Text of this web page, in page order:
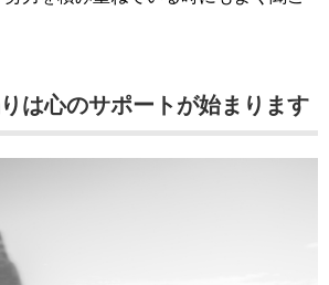
は心のサポートが始まります